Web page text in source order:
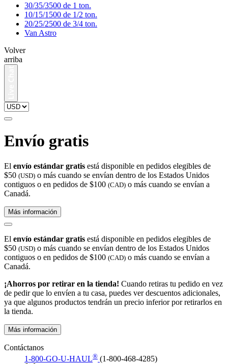
30/35/3500 de 1 ton.
10/15/1500 de 1/2 ton.
20/25/2500 de 3/4 ton.
Van Astro
Volver
arriba
Envío gratis
El envío estándar gratis está disponible en pedidos elegibles de
$50 (USD) o más cuando se envían dentro de los Estados Unidos
contiguos o en pedidos de $100 (CAD) o más cuando se envían a
Canadá.
Más información
El envío estándar gratis está disponible en pedidos elegibles de
$50 (USD) o más cuando se envían dentro de los Estados Unidos
contiguos o en pedidos de $100 (CAD) o más cuando se envían a
Canadá.
¡Ahorros por retirar en la tienda! Cuando retiras tu pedido en vez
de pedir que lo envíen a tu casa, puedes ver descuentos adicionales,
ya que algunos productos tendrán un precio inferior por retirarlos en
la tienda.
Más información
Contáctanos
1-800-GO-U-HAUL® (1-800-468-4285)